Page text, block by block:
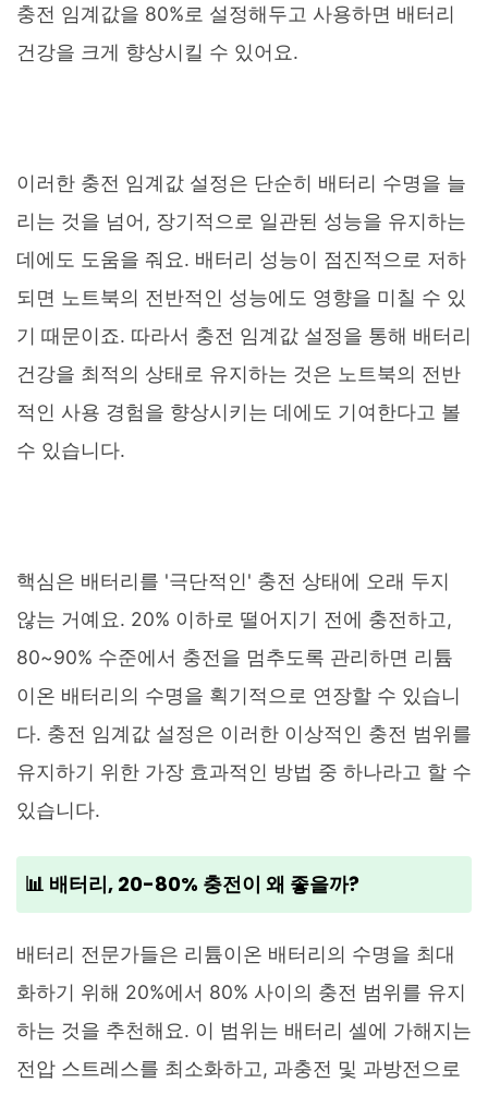
충전 임계값을 80%로 설정해두고 사용하면 배터리
건강을 크게 향상시킬 수 있어요.
이러한 충전 임계값 설정은 단순히 배터리 수명을 늘
리는 것을 넘어, 장기적으로 일관된 성능을 유지하는
데에도 도움을 줘요. 배터리 성능이 점진적으로 저하
되면 노트북의 전반적인 성능에도 영향을 미칠 수 있
기 때문이죠. 따라서 충전 임계값 설정을 통해 배터리
건강을 최적의 상태로 유지하는 것은 노트북의 전반
적인 사용 경험을 향상시키는 데에도 기여한다고 볼
수 있습니다.
핵심은 배터리를 '극단적인' 충전 상태에 오래 두지
않는 거예요. 20% 이하로 떨어지기 전에 충전하고,
80~90% 수준에서 충전을 멈추도록 관리하면 리튬
이온 배터리의 수명을 획기적으로 연장할 수 있습니
다. 충전 임계값 설정은 이러한 이상적인 충전 범위를
유지하기 위한 가장 효과적인 방법 중 하나라고 할 수
있습니다.
📊 배터리, 20-80% 충전이 왜 좋을까?
배터리 전문가들은 리튬이온 배터리의 수명을 최대
화하기 위해 20%에서 80% 사이의 충전 범위를 유지
하는 것을 추천해요. 이 범위는 배터리 셀에 가해지는
전압 스트레스를 최소화하고, 과충전 및 과방전으로